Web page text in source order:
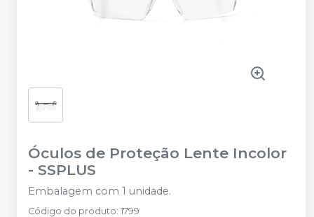
Óculos de Proteção Lente Incolor
- SSPLUS
Embalagem com 1 unidade.
Código do produto: 1799